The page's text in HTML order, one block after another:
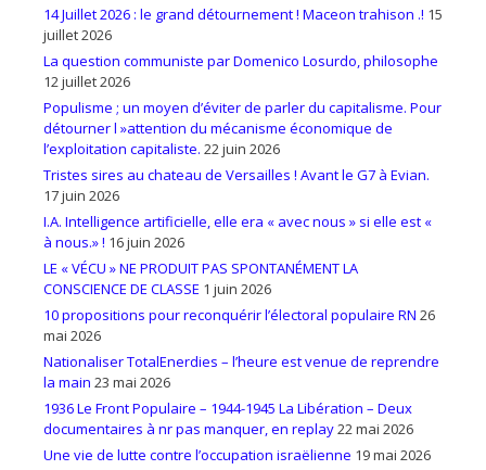
14 Juillet 2026 : le grand détournement ! Maceon trahison .! 15
juillet 2026
La question communiste par Domenico Losurdo, philosophe
12 juillet 2026
Populisme ; un moyen d’éviter de parler du capitalisme. Pour
détourner l »attention du mécanisme économique de
l’exploitation capitaliste. 22 juin 2026
Tristes sires au chateau de Versailles ! Avant le G7 à Evian.
17 juin 2026
I.A. Intelligence artificielle, elle era « avec nous » si elle est «
à nous.» ! 16 juin 2026
LE « VÉCU » NE PRODUIT PAS SPONTANÉMENT LA
CONSCIENCE DE CLASSE 1 juin 2026
10 propositions pour reconquérir l’électoral populaire RN 26
mai 2026
Nationaliser TotalEnerdies – l’heure est venue de reprendre
la main 23 mai 2026
1936 Le Front Populaire – 1944-1945 La Libération – Deux
documentaires à nr pas manquer, en replay22 mai 2026
Une vie de lutte contre l’occupation israëlienne 19 mai 2026